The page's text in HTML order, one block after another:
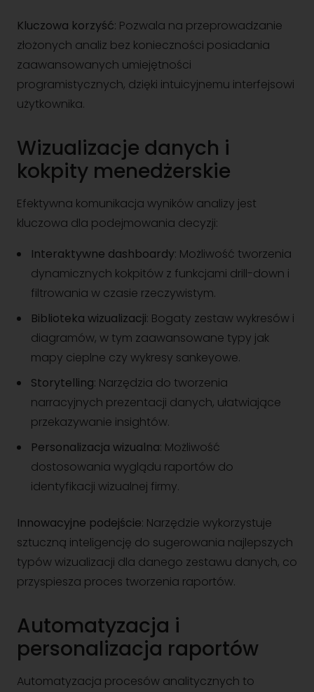
Kluczowa korzyść: Pozwala na przeprowadzanie
złożonych analiz bez konieczności posiadania
zaawansowanych umiejętności
programistycznych, dzięki intuicyjnemu interfejsowi
użytkownika.
Wizualizacje danych i
kokpity menedżerskie
Efektywna komunikacja wyników analizy jest
kluczowa dla podejmowania decyzji:
Interaktywne dashboardy: Możliwość tworzenia
dynamicznych kokpitów z funkcjami drill-down i
filtrowania w czasie rzeczywistym.
Biblioteka wizualizacji: Bogaty zestaw wykresów i
diagramów, w tym zaawansowane typy jak
mapy cieplne czy wykresy sankeyowe.
Storytelling: Narzędzia do tworzenia
narracyjnych prezentacji danych, ułatwiające
przekazywanie insightów.
Personalizacja wizualna: Możliwość
dostosowania wyglądu raportów do
identyfikacji wizualnej firmy.
Innowacyjne podejście: Narzędzie wykorzystuje
sztuczną inteligencję do sugerowania najlepszych
typów wizualizacji dla danego zestawu danych, co
przyspiesza proces tworzenia raportów.
Automatyzacja i
personalizacja raportów
Automatyzacja procesów analitycznych to